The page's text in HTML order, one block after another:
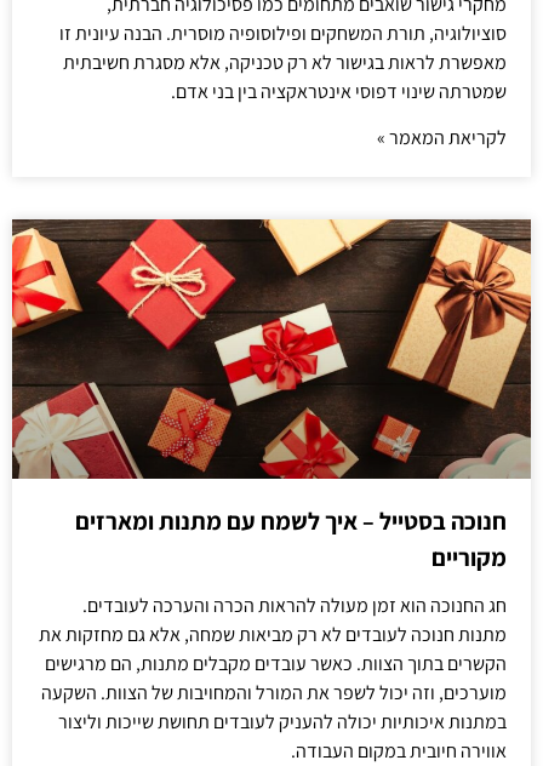
סוציולוגיה, תורת המשחקים ופילוסופיה מוסרית. הבנה עיונית זו
מאפשרת לראות בגישור לא רק טכניקה, אלא מסגרת חשיבתית
שמטרתה שינוי דפוסי אינטראקציה בין בני אדם.
לקריאת המאמר »
חנוכה בסטייל – איך לשמח עם מתנות ומארזים
מקוריים
חג החנוכה הוא זמן מעולה להראות הכרה והערכה לעובדים.
מתנות חנוכה לעובדים לא רק מביאות שמחה, אלא גם מחזקות את
הקשרים בתוך הצוות. כאשר עובדים מקבלים מתנות, הם מרגישים
מוערכים, וזה יכול לשפר את המורל והמחויבות של הצוות. השקעה
במתנות איכותיות יכולה להעניק לעובדים תחושת שייכות וליצור
אווירה חיובית במקום העבודה.